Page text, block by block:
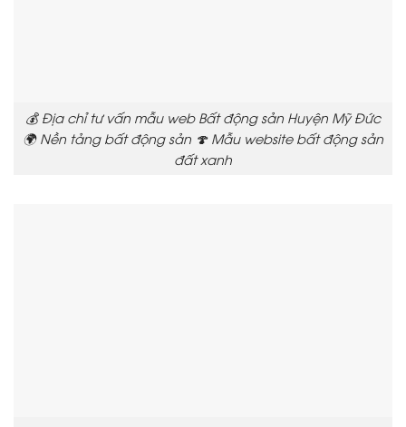
💰 Địa chỉ tư vấn mẫu web Bất động sản Huyện Mỹ Đức
🌍 Nền tảng bất động sản 🍄 Mẫu website bất động sản
đất xanh